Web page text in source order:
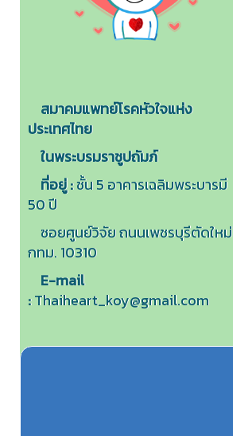
สมาคมแพทย์โรคหัวใจแห่ง
ประเทศไทย
ในพระบรมราชูปถัมภ์
ที่อยู่ :ชั้น 5 อาคารเฉลิมพระบารมี
50 ปี
ซอยศูนย์วิจัย ถนนเพชรบุรีตัดใหม่
กทม. 10310
E-mail
:Thaiheart_koy@gmail.com